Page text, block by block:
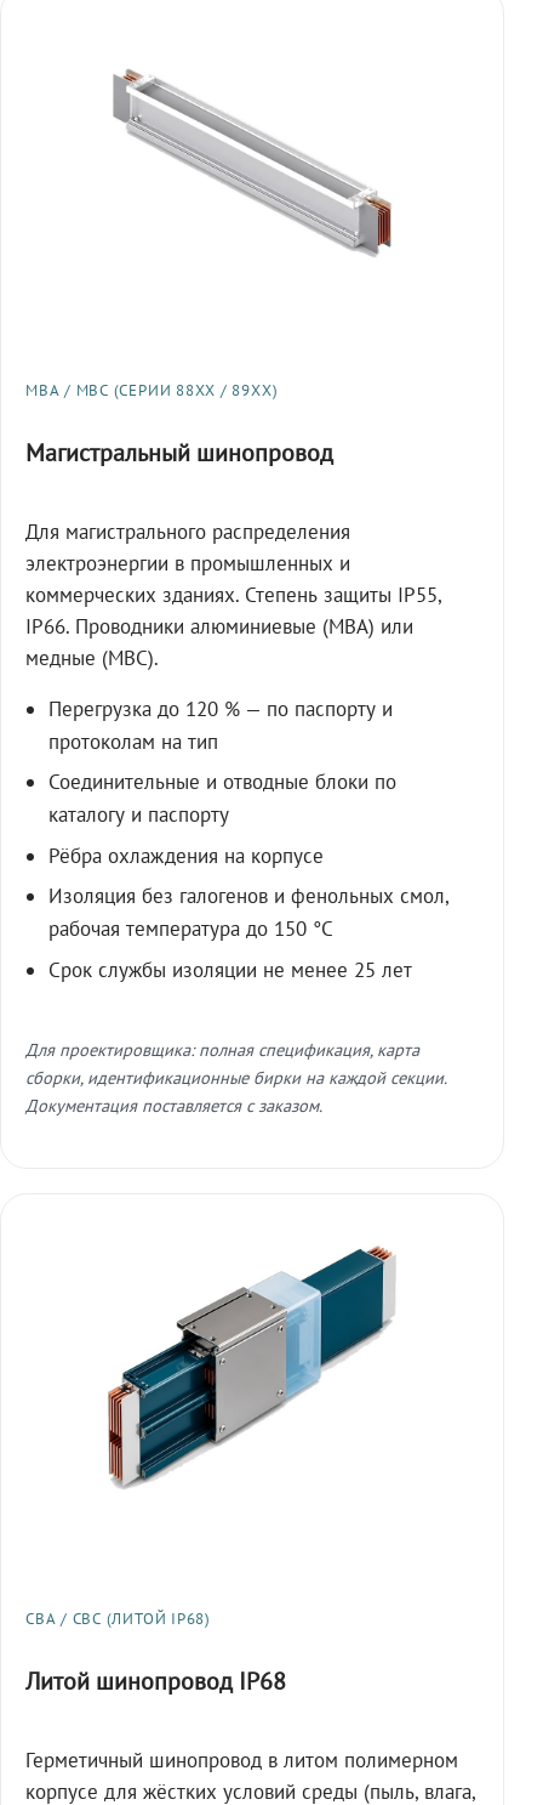
МВА / МВС (СЕРИИ 88XX / 89XX)
Магистральный шинопровод
Для магистрального распределения
электроэнергии в промышленных и
коммерческих зданиях. Степень защиты IP55,
IP66. Проводники алюминиевые (МВА) или
медные (МВС).
Перегрузка до 120 % — по паспорту и
протоколам на тип
Соединительные и отводные блоки по
каталогу и паспорту
Рёбра охлаждения на корпусе
Изоляция без галогенов и фенольных смол,
рабочая температура до 150 °C
Срок службы изоляции не менее 25 лет
Для проектировщика: полная спецификация, карта
сборки, идентификационные бирки на каждой секции.
Документация поставляется с заказом.
СВА / СВС (ЛИТОЙ IP68)
Литой шинопровод IP68
Герметичный шинопровод в литом полимерном
корпусе для жёстких условий среды (пыль, влага,